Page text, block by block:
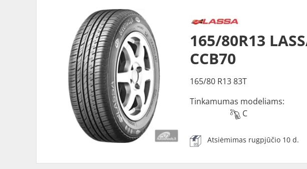
165/80R13
CCB70
165/80 R13 83T
Tinkamumas modeliams:
C
Atsiėmimas rugpjūčio 10 d.